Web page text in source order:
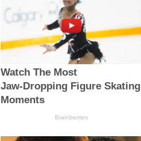
Watch The Most
Jaw‑Dropping Figure Skating
Moments
Brainberries